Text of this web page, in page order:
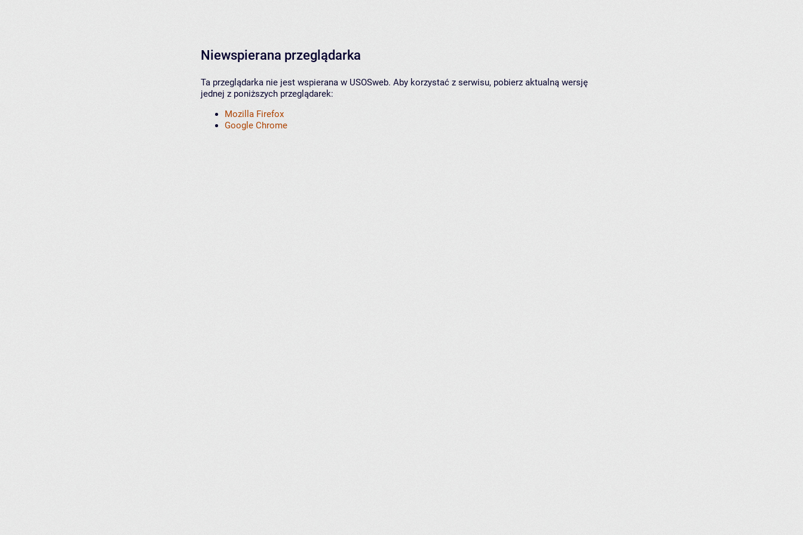
Niewspierana przeglądarka
Ta przeglądarka nie jest wspierana w USOSweb. Aby korzystać z serwisu, pobierz aktualną wersję
jednej z poniższych przeglądarek:
Mozilla Firefox
Google Chrome